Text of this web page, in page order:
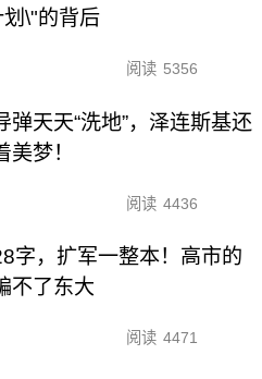
\"的背后
阅读 5356
弹天天“洗地”，泽连斯基还
美梦！
阅读 4436
字，扩军一整本！高市的
不了东大
阅读 4471